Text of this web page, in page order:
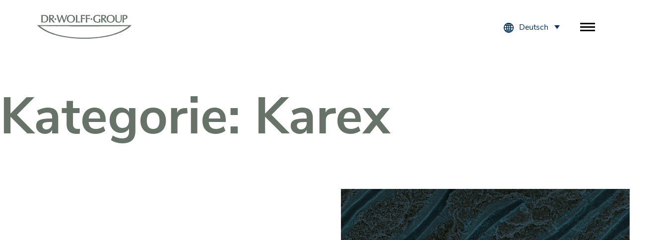
Deutsch
Kategorie: Karex